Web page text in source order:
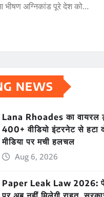
भीषण अग्निकांड पूरे देश को…
NEWS
Lana Rhoades का वायरल
400+ वीडियो इंटरनेट से हटा
मीडिया पर मची हलचल
Aug 6, 2026
Paper Leak Law 2026: